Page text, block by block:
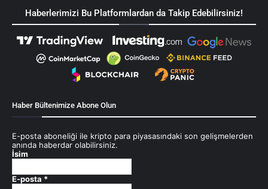
Haberlerimizi Bu Platformlardan da Takip Edebilirsiniz!
Haber Bültenimize Abone Olun
E-posta aboneliği ile kripto para piyasasındaki son gelişmelerden
anında haberdar olabilirsiniz.
İsim
E-posta *